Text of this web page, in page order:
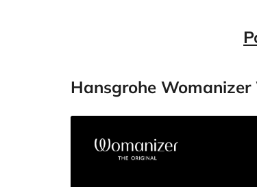
Hansgrohe